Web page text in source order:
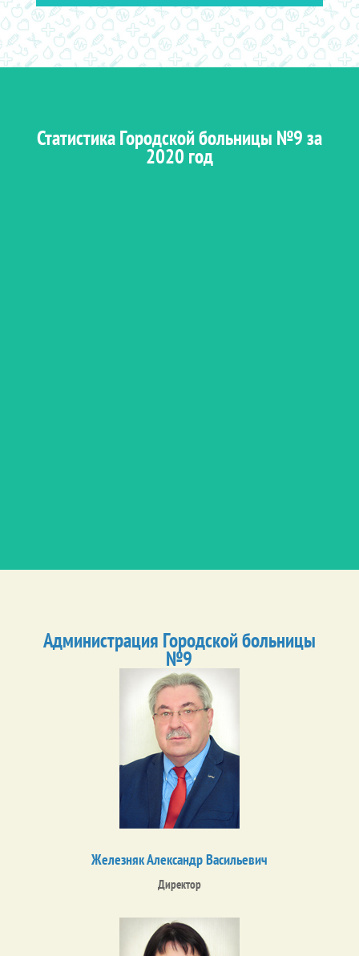
Статистика Городской больницы №9 за
2020 год
Администрация Городской больницы
№9
Железняк Александр Васильевич
Директор